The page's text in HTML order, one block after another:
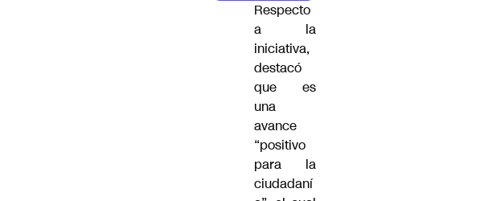
Respecto
a la
iniciativa,
destacó
que es
una
avance
“positivo
para la
ciudadaní